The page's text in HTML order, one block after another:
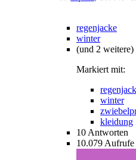
regenjacke
winter
(und 2 weitere)
Markiert mit:
winter
kleidung
10 Antworten
10.079 Aufrufe